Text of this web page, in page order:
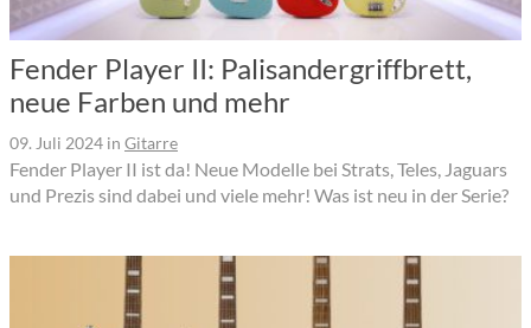
Fender Player II: Palisandergriffbrett,
neue Farben und mehr
09. Juli 2024 in Gitarre
Fender Player II ist da! Neue Modelle bei Strats, Teles, Jaguars
und Prezis sind dabei und viele mehr! Was ist neu in der Serie?